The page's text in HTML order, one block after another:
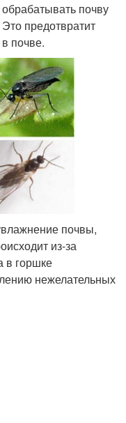
почву
предотвратит
почве.
почвы,
из-за
в горшке
нежелательных